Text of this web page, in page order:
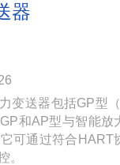
器
变送器包括GP型
和AP型与智能
可通过符合HART
。